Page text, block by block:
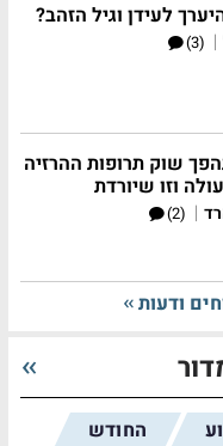
לעידן וגיל הזהב?
|
(3)
שוק תרופות ההרזיה
וזו שיורדת
|
(2)
ודעות
החודש